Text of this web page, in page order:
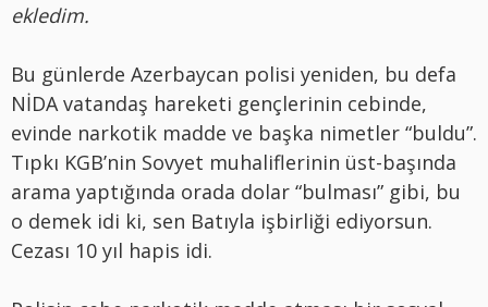
ekledim.
Bu günlerde Azerbaycan polisi yeniden, bu defa
NİDA vatandaş hareketi gençlerinin cebinde,
evinde narkotik madde ve başka nimetler “buldu”.
Tıpkı KGB’nin Sovyet muhaliflerinin üst-başında
arama yaptığında orada dolar “bulması” gibi, bu
o demek idi ki, sen Batıyla işbirliği ediyorsun.
Cezası 10 yıl hapis idi.